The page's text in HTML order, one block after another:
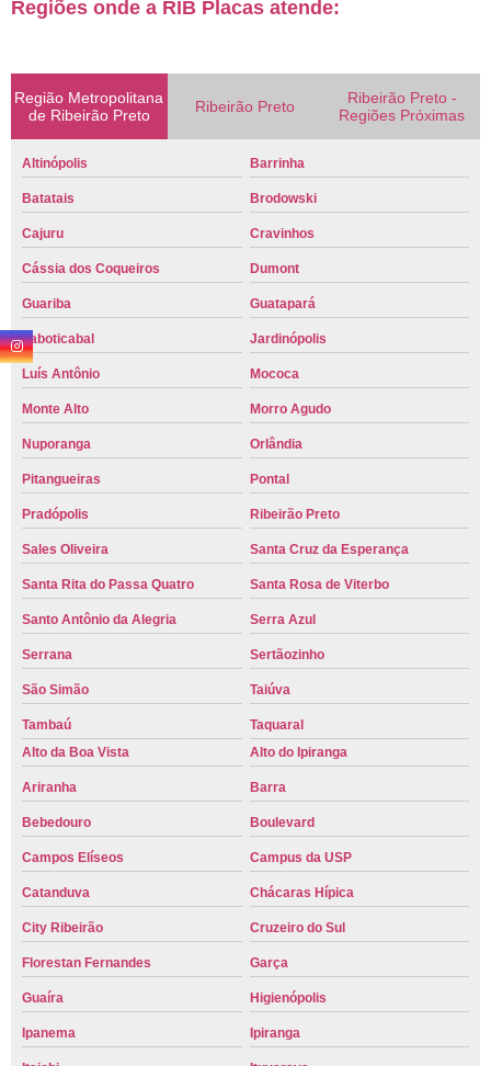
Regiões onde a RIB Placas atende:
Região Metropolitana
de Ribeirão Preto
Ribeirão Preto
Ribeirão Preto -
Regiões Próximas
Altinópolis Barrinha
Batatais Brodowski
Cajuru Cravinhos
Cássia dos Coqueiros Dumont
Guariba Guatapará
Jaboticabal Jardinópolis
Luís Antônio Mococa
Monte Alto Morro Agudo
Nuporanga Orlândia
Pitangueiras Pontal
Pradópolis Ribeirão Preto
Sales Oliveira Santa Cruz da Esperança
Santa Rita do Passa Quatro Santa Rosa de Viterbo
Santo Antônio da Alegria Serra Azul
Serrana Sertãozinho
São Simão Taiúva
Tambaú
Taquaral
Alto da Boa Vista
Alto do Ipiranga
Ariranha Barra
Bebedouro Boulevard
Campos Elíseos Campus da USP
Catanduva Chácaras Hípica
City Ribeirão Cruzeiro do Sul
Florestan Fernandes Garça
Guaíra Higienópolis
Ipanema Ipiranga